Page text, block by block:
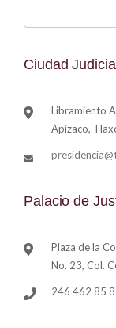
Ciudad Judicial
Libramiento
Apizaco,
Palacio de
Plaza de la
No. 23, Col.
246 462 85